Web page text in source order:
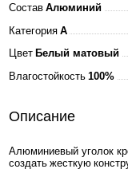
Состав Алюминий
Категория A
Цвет Белый матовый
Влагостойкость 100%
Описание
Алюминиевый уголок
создать жесткую